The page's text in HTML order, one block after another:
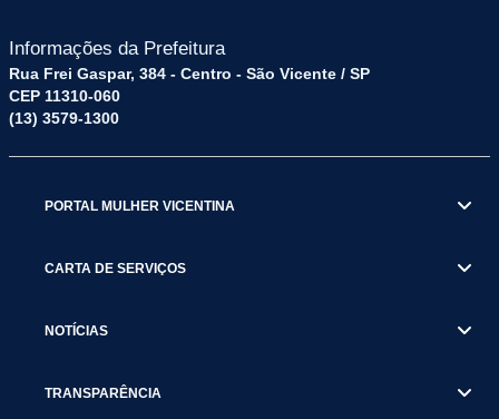
Informações da Prefeitura
Rua Frei Gaspar, 384 - Centro - São Vicente / SP
CEP 11310-060
(13) 3579-1300
PORTAL MULHER VICENTINA
CARTA DE SERVIÇOS
NOTÍCIAS
TRANSPARÊNCIA